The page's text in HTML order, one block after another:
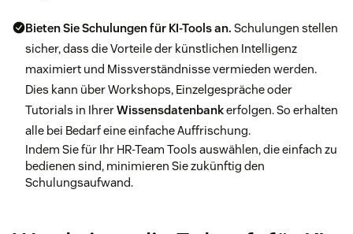
Bieten Sie Schulungen für KI-Tools an. Schulungen stellen
sicher, dass die Vorteile der künstlichen Intelligenz
maximiert und Missverständnisse vermieden werden.
Dies kann über Workshops, Einzelgespräche oder
Tutorials in IhrerWissensdatenbankerfolgen. So erhalten
alle bei Bedarf eine einfache Auffrischung.
Indem Sie für Ihr HR-Team Tools auswählen, die einfach zu
bedienen sind, minimieren Sie zukünftig den
Schulungsaufwand.